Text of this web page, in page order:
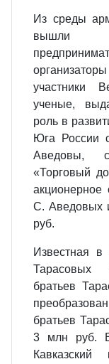
Из среды
вышли
участники
ученые,
роль в
Юга России
Аведовы,
«Торговый
С. Аведовых
руб.
Известная в
Тарасовых
братьев
братьев
3 млн руб.